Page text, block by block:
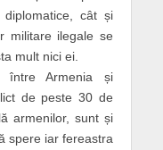
cât și
militare ilegale se
mult nici ei.
între Armenia și
de peste 30 de
armenilor, sunt și
spere iar fereastra